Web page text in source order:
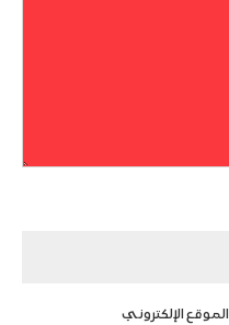
الموقع الإلكتروني